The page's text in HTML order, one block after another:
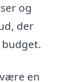
og
der
en